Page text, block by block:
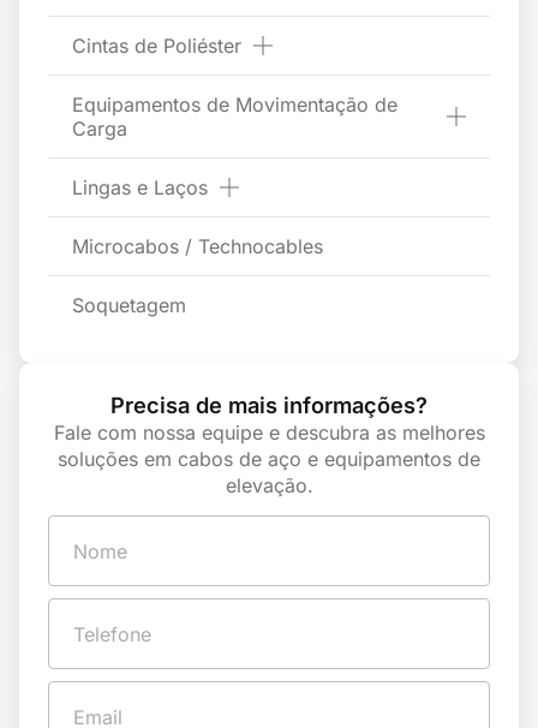
Cintas de Poliéster
Equipamentos de Movimentação de
Carga
Lingas e Laços
Microcabos / Technocables
Soquetagem
Precisa de mais informações?
Fale com nossa equipe e descubra as melhores
soluções em cabos de aço e equipamentos de
elevação.